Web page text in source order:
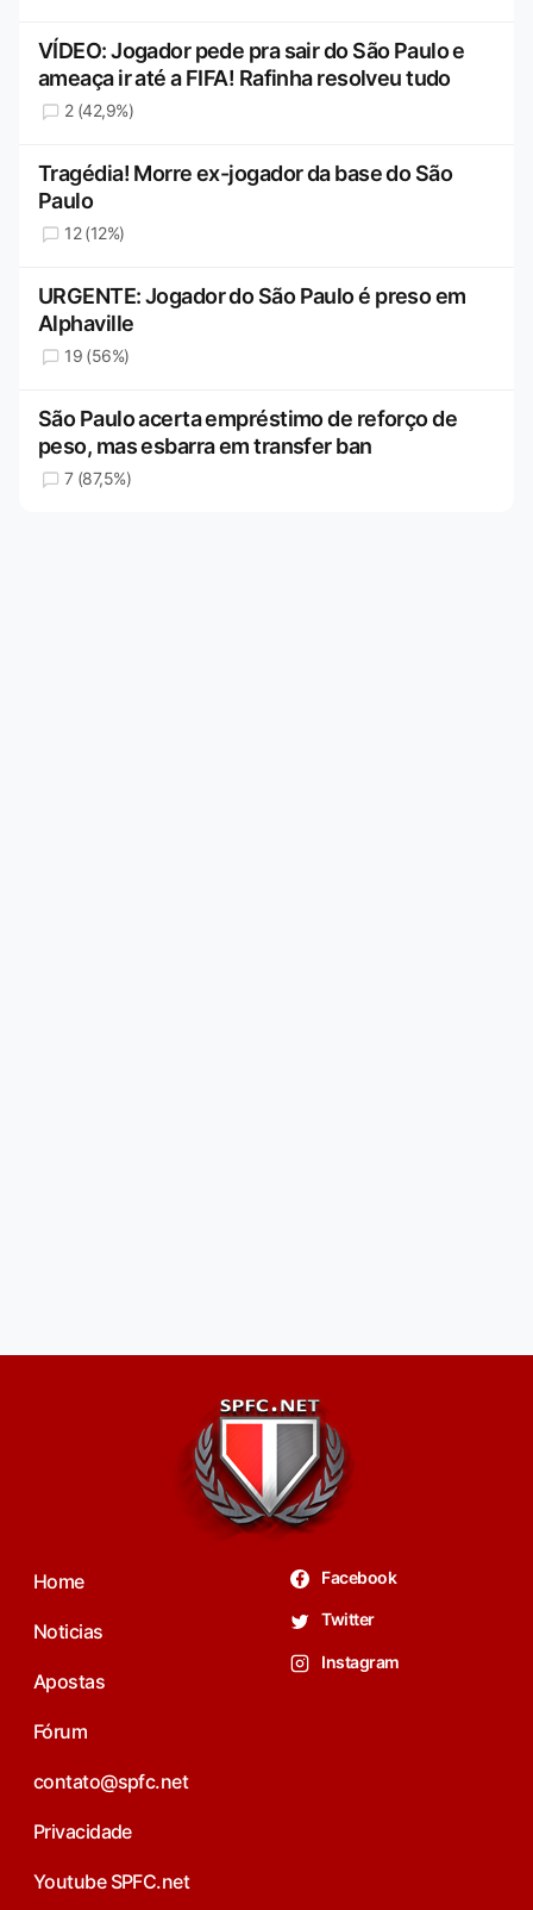
VÍDEO: Jogador pede pra sair do São Paulo e
ameaça ir até a FIFA! Rafinha resolveu tudo
2 (42,9%)
Tragédia! Morre ex-jogador da base do São
Paulo
12 (12%)
URGENTE: Jogador do São Paulo é preso em
Alphaville
19 (56%)
São Paulo acerta empréstimo de reforço de
peso, mas esbarra em transfer ban
7 (87,5%)
Home
Noticias
Apostas
Fórum
contato@spfc.net
Privacidade
Youtube SPFC.net
Facebook
Twitter
Instagram